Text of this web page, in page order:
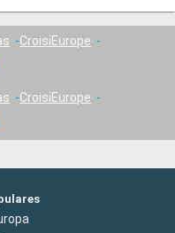
CroisiEurope
CroisiEurope